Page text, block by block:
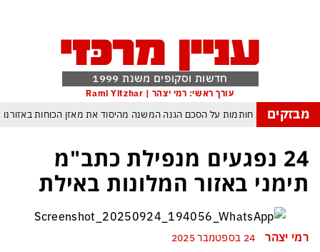
חדשות וסקופים משנת 1999
עורך ראשי: רמי יצהר | Rami Yitzhar
מבזקים
הגרעינית חותמות על הסכם הגנה המשנה מהיסוד את מאזן הכוחות באזורנו
הכסף הערבי עלול לנצח ולסכן את הכדורגל האירופי וכמובן גם את הישראלי
הוא עובר מידרדרות במהירות כשההשלכות יגיעו בקרוב מאוד גם לישראל
פריצת הענק בליכטנשטיין עלולה להפוך לסיוט של אלפי בעלי הון ברחבי העולם
הקל והבא ביותר להגשמה עצמית בדיוק בזמן די שנדמה שזו – אין סיכוי י להצליח
24 נפגעים מנפילת כתב"מ
תימני באזור המלונות באילת
רמי יצהר